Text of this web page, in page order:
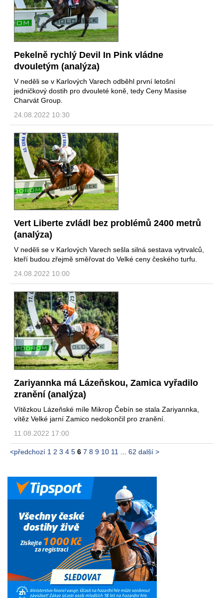
Pekelně rychlý Devil In Pink vládne
dvouletým (analýza)
V neděli se v Karlových Varech odběhl první letošní
jedničkový dostih pro dvouleté koně, tedy Ceny Masise
Charvát Group.
24.08.2022 10:30
Vert Liberte zvládl bez problémů 2400 metrů
(analýza)
V neděli se v Karlových Varech sešla silná sestava vytrvalců,
kteří budou zřejmě směřovat do Velké ceny českého turfu.
24.08.2022 10:00
Zariyannka má Lázeňskou, Zamica vyřadilo
zranění (analýza)
Vítězkou Lázeňské míle Mikrop Čebín se stala Zariyannka,
vítěz Velké jarní Zamico nedokončil pro zranění.
11.08.2022 17:00
<předchozí 1 2 3 4 5 6 7 8 9 10 11 62 další >